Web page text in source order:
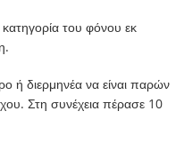
του φόνου εκ
ή διερμηνέα να είναι παρών
Στη συνέχεια πέρασε 10